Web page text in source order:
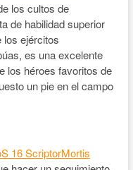
los cultos de
de habilidad superior
los ejércitos
es una excelente
los héroes favoritos de
un pie en el campo